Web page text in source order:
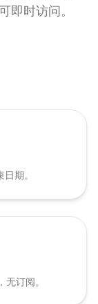
即时访问。
期。
订阅。